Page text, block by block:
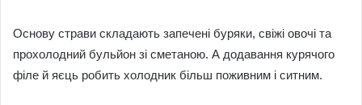
Основу страви складають запечені буряки, свіжі овочі та
прохолодний бульйон зі сметаною. А додавання курячого
філе й яєць робить холодник більш поживним і ситним.